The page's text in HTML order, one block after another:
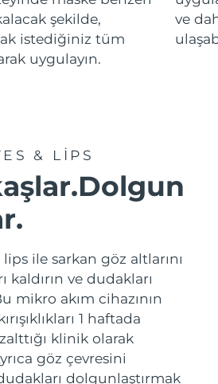
şekilde,
istediğiniz tüm
uygulayın.
ve
& LIPS
Dolgun
ile sarkan göz altlarını
kaldırın ve dudakları
mikro akım cihazının
1 haftada
klinik olarak
göz çevresini
dolgunlaştırmak
Tahmini teslim tarihi
08/08/2026
08/08/2026
Tahmini teslim tarihi
08/08/2026
Tahmini teslim tarihi
Tahmini teslim tarihi
12/08/2026